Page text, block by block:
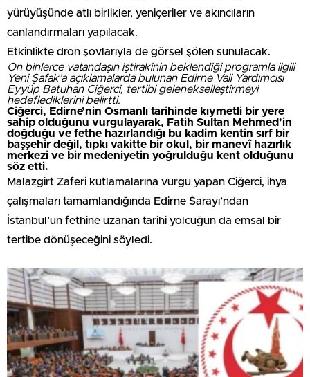
yürüyüşünde atlı birlikler, yeniçeriler ve akıncıların
canlandırmaları yapılacak.
Etkinlikte dron şovlarıyla de görsel şölen sunulacak.
On binlerce vatandaşın iştirakinin beklendiği programla ilgili
Yeni Şafak’a açıklamalarda bulunan Edirne Vali Yardımcısı
Eyyüp Batuhan Ciğerci, tertibi gelenekselleştirmeyi
hedeflediklerini belirtti.
Ciğerci, Edirne’nin Osmanlı tarihinde kıymetli bir yere
sahip olduğunu vurgulayarak, Fatih Sultan Mehmed’in
doğduğu ve fethe hazırlandığı bu kadim kentin sırf bir
başşehir değil, tıpkı vakitte bir okul, bir manevî hazırlık
merkezi ve bir medeniyetin yoğrulduğu kent olduğunu
söz etti.
Malazgirt Zaferi kutlamalarına vurgu yapan Ciğerci, ihya
çalışmaları tamamlandığında Edirne Sarayı’ndan
İstanbul’un fethine uzanan tarihi yolcuğun da emsal bir
tertibe dönüşeceğini söyledi.